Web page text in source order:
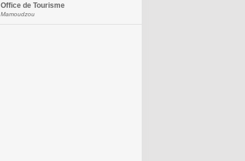
Office de Tourisme
Mamoudzou